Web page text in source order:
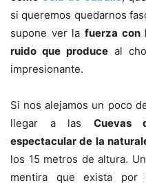
si queremos quedarnos
supone ver lafuerza con
ruido que produce al
impresionante.
Si nos alejamos un poco
llegar a las Cuevas
espectacular de la
los 15 metros de altura.
mentira que exista por